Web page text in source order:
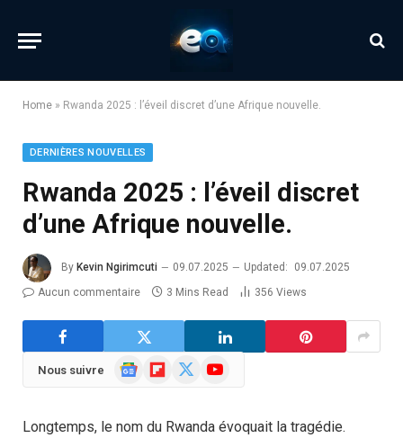
Home » Rwanda 2025 : l’éveil discret d’une Afrique nouvelle.
DERNIÈRES NOUVELLES
Rwanda 2025 : l’éveil discret
d’une Afrique nouvelle.
By Kevin Ngirimcuti 09.07.2025 Updated:
09.07.2025
Aucun commentaire
3 Mins Read 356 Views
Nous suivre
GoogleFlipboard YouTube
Longtemps, le nom du Rwanda évoquait la tragédie.